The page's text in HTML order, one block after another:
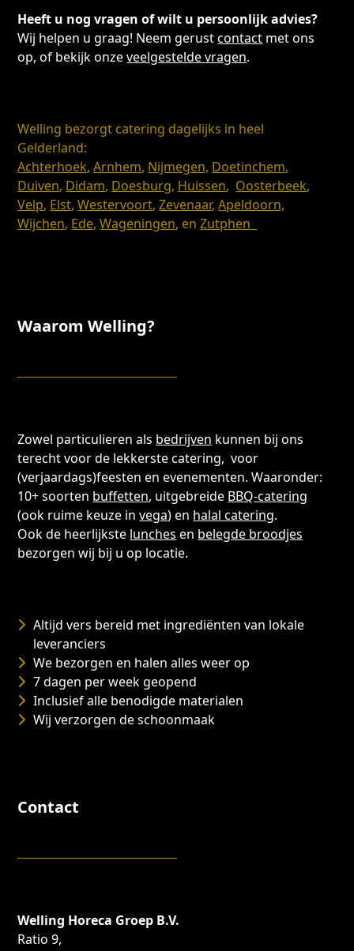
Heeft u nog vragen of wilt u persoonlijk advies?
Wij helpen u graag! Neem gerustcontact met ons
op, of bekijk onzeveelgestelde vragen.
Welling bezorgt catering dagelijks in heel
Gelderland:
Achterhoek,Arnhem, Nijmegen, Doetinchem,
Duiven, Didam, Doesburg, Huissen, Oosterbeek,
Velp, Elst,Westervoort,Zevenaar,Apeldoorn,
Wijchen, Ede,Wageningen, enZutphen
Waarom Welling?
Zowel particulieren als bedrijven kunnen bij ons
terecht voor de lekkerste catering, voor
(verjaardags)feesten en evenementen. Waaronder:
10+ soorten buffetten, uitgebreide BBQ-catering
(ook ruime keuze invega) en halal catering.
Ook de heerlijkste lunches en belegde broodjes
bezorgen wij bij u op locatie.
Altijd vers bereid met ingrediënten van lokale
leveranciers
We bezorgen en halen alles weer op
7 dagen per week geopend
Inclusief alle benodigde materialen
Wij verzorgen de schoonmaak
Contact
Welling Horeca Groep B.V.
Ratio 9,